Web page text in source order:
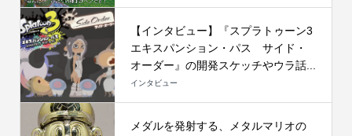
【インタビュー】『スプラトゥーン3
エキスパンション・パス サイド・
オーダー』の開発スケッチやウラ話...
インタビュー
メダルを発射する、メタルマリオの